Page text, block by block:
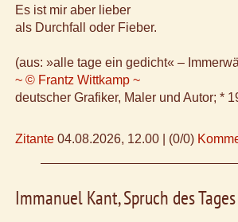
Es ist mir aber lieber
als Durchfall oder Fieber.
(aus: »alle tage ein gedicht« –
~ © Frantz Wittkamp ~
deutscher Grafiker, Maler und Autor; *
Zitante 04.08.2026, 12.00 (0/0)
Immanuel Kant, Spruch des